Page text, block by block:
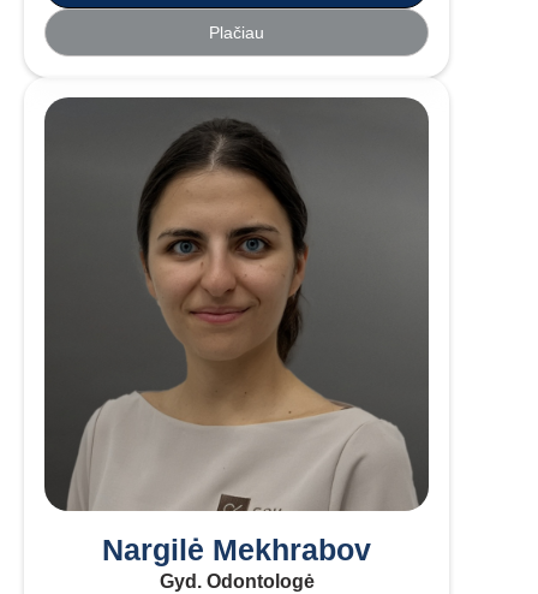
Plačiau
Nargilė Mekhrabov
Gyd. Odontologė